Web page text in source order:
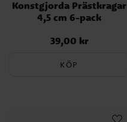
Konstgjorda Prästkragar
4,5 cm 6-pack
Pris:39,00 kr
39,00 kr
KÖP